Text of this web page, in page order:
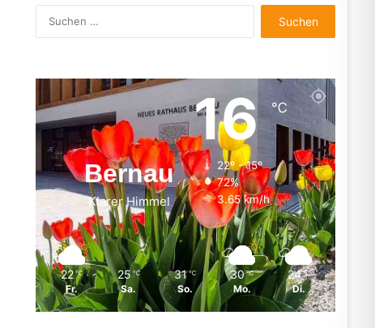
nach:
Bernau
Klarer Himmel
16℃
22º - 15º
72%
3.65 km/h
22 ℃
Fr.
25 ℃
Sa.
31 ℃
So.
30 ℃
Mo.
24 ℃
Di.